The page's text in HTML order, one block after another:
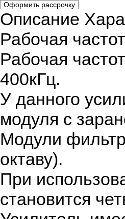
Оформить рассрочку
Описание
Рабочая
Рабочая
400кГц.
У данного
модуля с
Модули
октаву).
При
становится